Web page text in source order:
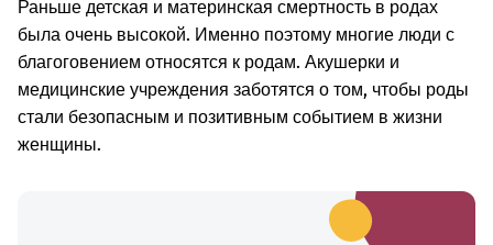
Раньше детская и материнская смертность в родах
была очень высокой. Именно поэтому многие люди с
благоговением относятся к родам. Акушерки и
медицинские учреждения заботятся о том, чтобы роды
стали безопасным и позитивным событием в жизни
женщины.